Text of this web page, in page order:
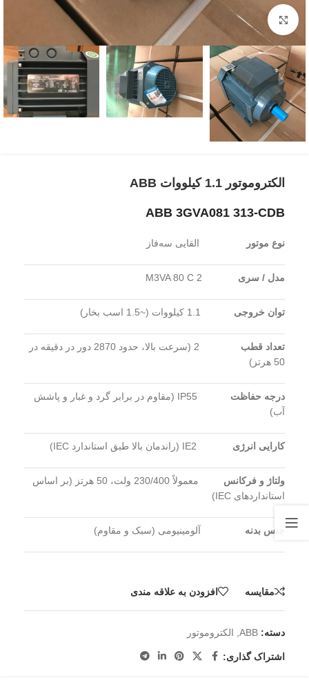
برای بزرگنمایی کلیک کنید
الکتروموتور 1.1 کیلووات ABB
ABB 3GVA081 313-CDB
نوع موتور القایی سه‌فاز
مدل / سری
توان خروجی
تعداد قطب
2 (سرعت بالا، حدود 2870 دور در دقیقه در
50 هرتز)
درجه حفاظت
IP55 (مقاوم در برابر گرد و غبار و پاشش
آب)
کارایی انرژی
ولتاژ و فرکانس
معمولاً 230/400 ولت، 50 هرتز (بر اساس
استانداردهای IEC)
جنس بدنه آلومینیومی (سبک و مقاوم)
مقايسه افزودن به علاقه مندی
دسته: ABB الکتروموتور
اشتراک گذاری: